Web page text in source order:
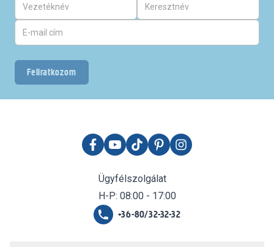
Feliratkozom
Ügyfélszolgálat
H-P: 08:00 - 17:00
+36-80/32-32-32